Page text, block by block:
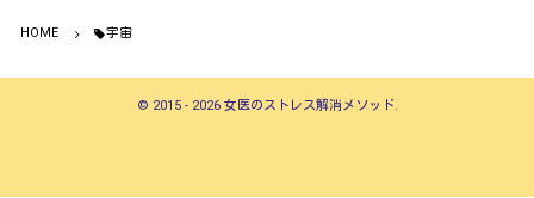
HOME 宇宙
© 2015 - 2026 女医のストレス解消メソッド.